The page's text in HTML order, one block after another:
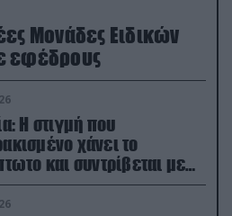
Μονάδες Ειδικών
εφέδρους
Η στιγμή που
χάνει το
και συντρίβεται με
έδαφος (βίντεο)